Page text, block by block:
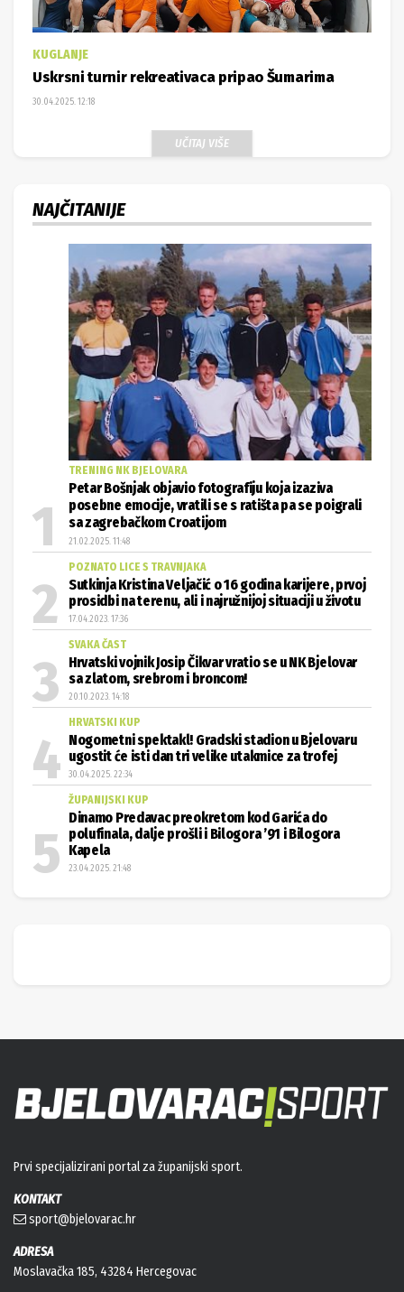
KUGLANJE
Uskrsni turnir rekreativaca pripao Šumarima
30.04.2025. 12:18
UČITAJ VIŠE
NAJČITANIJE
TRENING NK BJELOVARA
Petar Bošnjak objavio fotografiju koja izaziva
posebne emocije, vratili se s ratišta pa se poigrali
sa zagrebačkom Croatijom
21.02.2025. 11:48
POZNATO LICE S TRAVNJAKA
Sutkinja Kristina Veljačić o 16 godina karijere, prvoj
prosidbi na terenu, ali i najružnijoj situaciji u životu
17.04.2023. 17:36
SVAKA ČAST
Hrvatski vojnik Josip Čikvar vratio se u NK Bjelovar
sa zlatom, srebrom i broncom!
20.10.2023. 14:18
HRVATSKI KUP
Nogometni spektakl! Gradski stadion u Bjelovaru
ugostit će isti dan tri velike utakmice za trofej
30.04.2025. 22:34
ŽUPANIJSKI KUP
Dinamo Predavac preokretom kod Garića do
polufinala, dalje prošli i Bilogora ’91 i Bilogora
Kapela
23.04.2025. 21:48
Prvi specijalizirani portal za županijski sport.
KONTAKT
sport@bjelovarac.hr
ADRESA
Moslavačka 185, 43284 Hercegovac